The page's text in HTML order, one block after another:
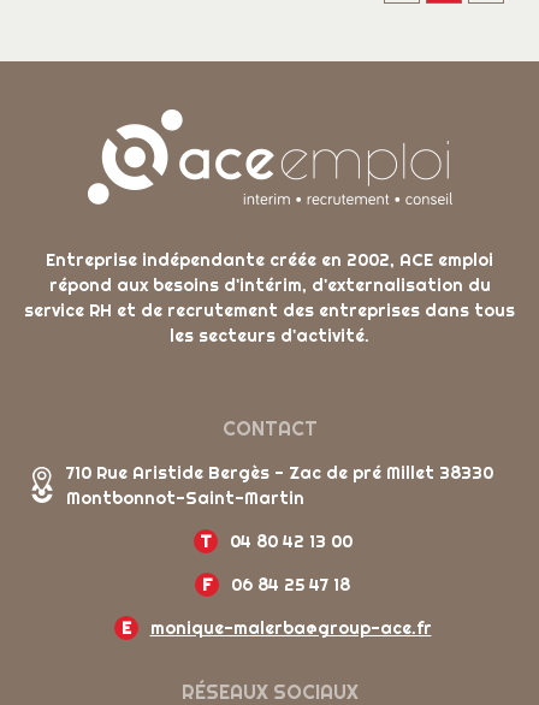
Entreprise indépendante créée en 2002, ACE emploi
répond aux besoins d'intérim, d'externalisation du
service RH et de recrutement des entreprises dans tous
les secteurs d'activité.
CONTACT
710 Rue Aristide Bergès - Zac de pré Millet 38330
Montbonnot-Saint-Martin
T
04 80 42 13 00
F
06 84 25 47 18
E
monique-malerba@group-ace.fr
RÉSEAUX SOCIAUX